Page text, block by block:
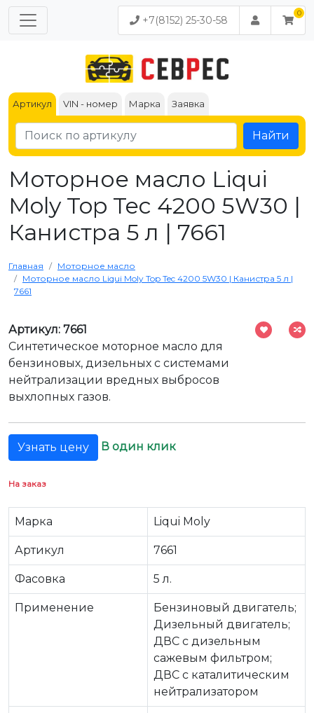
+7(8152) 25-30-58
Артикул VIN - номер Марка Заявка
Найти
Моторное масло Liqui
Moly Top Tec 4200 5W30 |
Канистра 5 л | 7661
Главная
Моторное масло
Моторное масло Liqui Moly Top Tec 4200 5W30 | Канистра 5 л |
7661
Артикул: 7661
Синтетическое моторное масло для
бензиновых, дизельных с системами
нейтрализации вредных выбросов
выхлопных газов.
Узнать цену В один клик
На заказ
Марка Liqui Moly
Артикул 7661
Фасовка 5 л.
Применение
Бензиновый двигатель;
Дизельный двигатель;
ДВС c дизельным
сажевым фильтром;
ДВС c каталитическим
нейтрализатором